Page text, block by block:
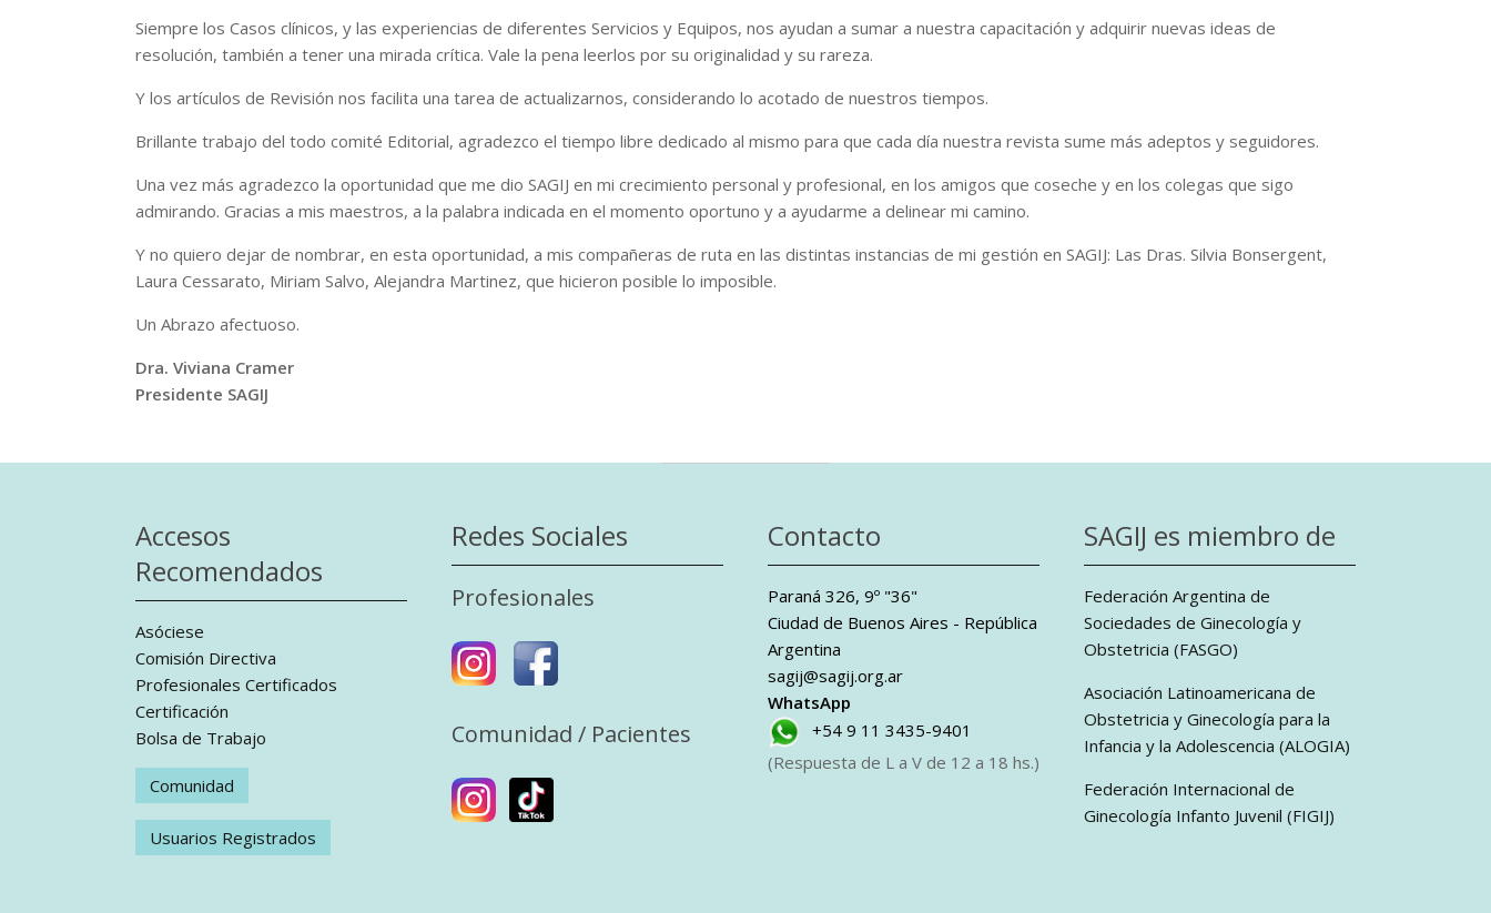
Siempre los Casos clínicos, y las experiencias de diferentes Servicios y Equipos, nos ayudan a sumar a nuestra capacitación y adquirir nuevas ideas de
resolución, también a tener una mirada crítica. Vale la pena leerlos por su originalidad y su rareza.
Y los artículos de Revisión nos facilita una tarea de actualizarnos, considerando lo acotado de nuestros tiempos.
Brillante trabajo del todo comité Editorial, agradezco el tiempo libre dedicado al mismo para que cada día nuestra revista sume más adeptos y seguidores.
Una vez más agradezco la oportunidad que me dio SAGIJ en mi crecimiento personal y profesional, en los amigos que coseche y en los colegas que sigo
admirando. Gracias a mis maestros, a la palabra indicada en el momento oportuno y a ayudarme a delinear mi camino.
Y no quiero dejar de nombrar, en esta oportunidad, a mis compañeras de ruta en las distintas instancias de mi gestión en SAGIJ: Las Dras. Silvia Bonsergent,
Laura Cessarato, Miriam Salvo, Alejandra Martinez, que hicieron posible lo imposible.
Un Abrazo afectuoso.
Dra. Viviana Cramer
Presidente SAGIJ
Accesos
Recomendados
Asóciese
Comisión Directiva
Profesionales Certificados
Certificación
Bolsa de Trabajo
Comunidad
Usuarios Registrados
Redes Sociales
Profesionales
Comunidad / Pacientes
Contacto
Paraná 326, 9º "36"
Ciudad de Buenos Aires - República
Argentina
sagij@sagij.org.ar
WhatsApp
+54 9 11 3435-9401
(Respuesta de L a V de 12 a 18 hs.)
SAGIJ es miembro de
Federación Argentina de
Sociedades de Ginecología y
Obstetricia (FASGO)
Asociación Latinoamericana de
Obstetricia y Ginecología para la
Infancia y la Adolescencia (ALOGIA)
Federación Internacional de
Ginecología Infanto Juvenil (FIGIJ)